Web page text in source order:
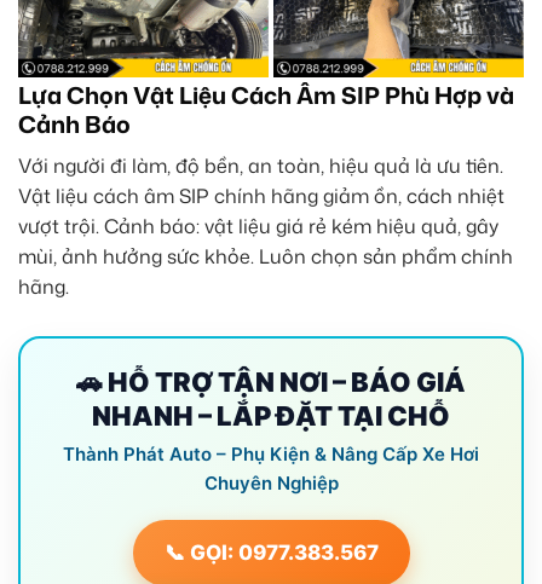
Lựa Chọn Vật Liệu Cách Âm SIP Phù Hợp và
Cảnh Báo
Với người đi làm, độ bền, an toàn, hiệu quả là ưu tiên.
Vật liệu cách âm SIP chính hãng giảm ồn, cách nhiệt
vượt trội. Cảnh báo: vật liệu giá rẻ kém hiệu quả, gây
mùi, ảnh hưởng sức khỏe. Luôn chọn sản phẩm chính
hãng.
🚗 HỖ TRỢ TẬN NƠI – BÁO GIÁ
NHANH – LẮP ĐẶT TẠI CHỖ
Thành Phát Auto – Phụ Kiện & Nâng Cấp Xe Hơi
Chuyên Nghiệp
📞 GỌI: 0977.383.567